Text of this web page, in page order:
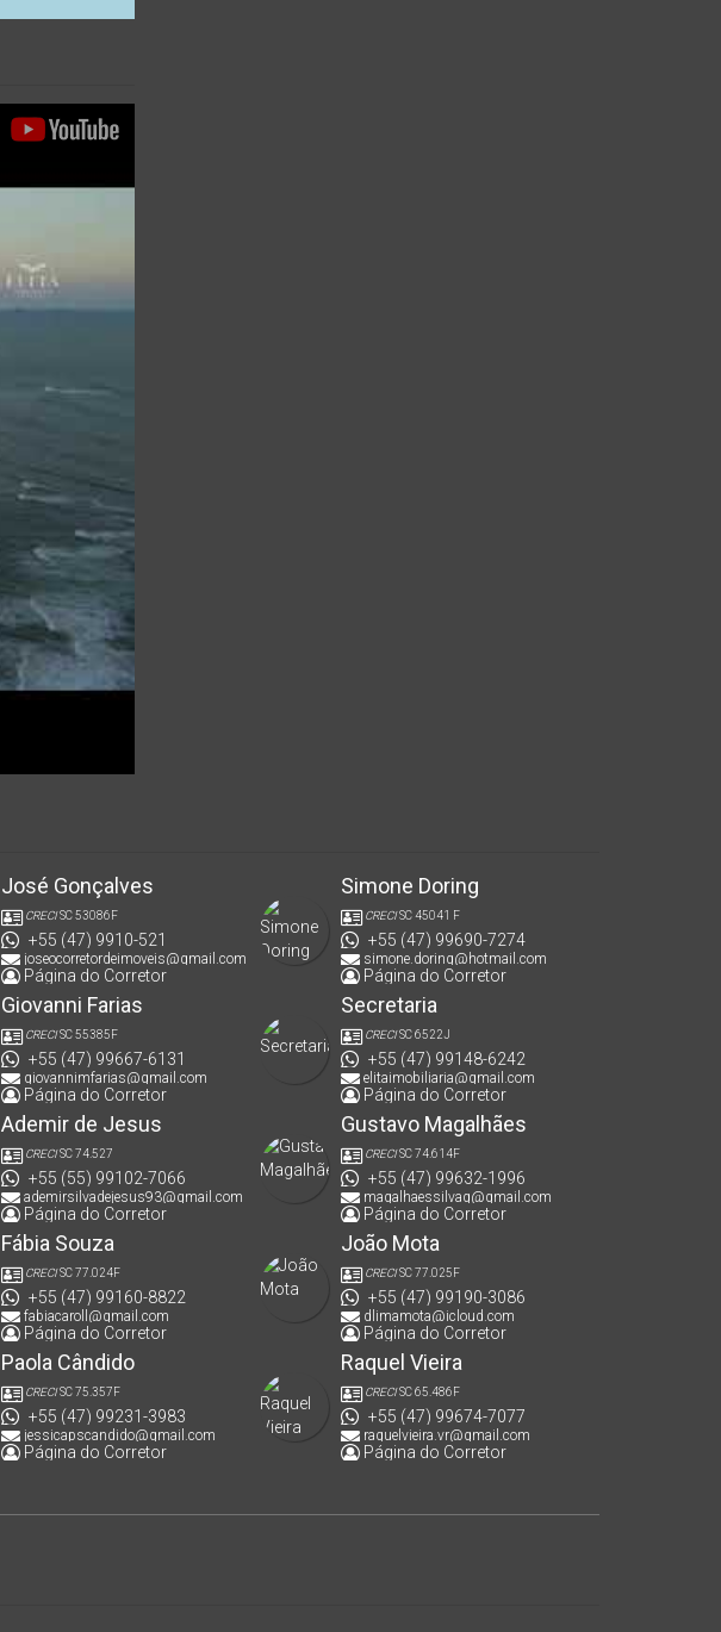
José Gonçalves
CRECISC 53086F
+55 (47) 9910-521
joseocorretordeimoveis@gmail.com
Página do Corretor
Simone Doring
CRECISC 45041 F
+55 (47) 99690-7274
simone.doring@hotmail.com
Página do Corretor
Giovanni Farias
CRECISC 55385F
+55 (47) 99667-6131
giovannimfarias@gmail.com
Página do Corretor
Secretaria
CRECISC 6522J
+55 (47) 99148-6242
elitaimobiliaria@gmail.com
Página do Corretor
Ademir de Jesus
CRECISC 74.527
+55 (55) 99102-7066
ademirsilvadejesus93@gmail.com
Página do Corretor
Gustavo Magalhães
CRECISC 74.614F
+55 (47) 99632-1996
magalhaessilvag@gmail.com
Página do Corretor
Fábia Souza
CRECISC 77.024F
+55 (47) 99160-8822
fabiacaroll@gmail.com
Página do Corretor
João Mota
CRECISC 77.025F
+55 (47) 99190-3086
dlimamota@icloud.com
Página do Corretor
Paola Cândido
CRECISC 75.357F
+55 (47) 99231-3983
jessicapscandido@gmail.com
Página do Corretor
Raquel Vieira
CRECISC 65.486F
+55 (47) 99674-7077
raquelvieira.vr@gmail.com
Página do Corretor